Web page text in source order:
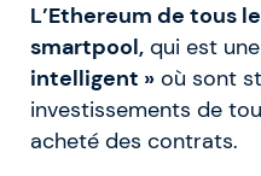
L’Ethereum de tous
smartpool, qui est
intelligent » où sont
investissements de
acheté des contrats.